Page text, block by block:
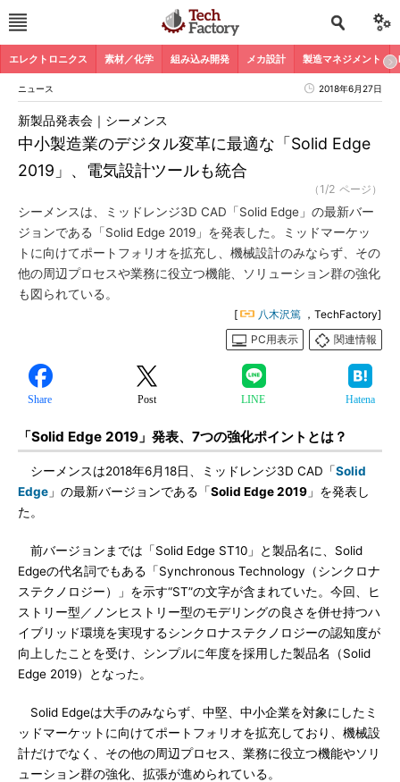
エレクトロニクス 素材／化学 組み込み開発 メカ設計 製造マネジメント
ニュース 2018年6月27日
中小製造業のデジタル変革に最適な「Solid Edge
2019」、電気設計ツールも統合
新製品発表会｜シーメンス
（1/2 ページ）
シーメンスは、ミッドレンジ3D CAD「Solid Edge」の最新バー
ジョンである「Solid Edge 2019」を発表した。ミッドマーケッ
トに向けてポートフォリオを拡充し、機械設計のみならず、その
他の周辺プロセスや業務に役立つ機能、ソリューション群の強化
も図られている。
[ 八木沢篤 ，TechFactory]
PC用表示
関連情報
Share Post LINE Hatena
「Solid Edge 2019」発表、7つの強化ポイントとは？
シーメンスは2018年6月18日、ミッドレンジ3D CAD「Solid
Edge 」の最新バージョンである「Solid Edge 2019 」を発表し
た。
前バージョンまでは「Solid Edge ST10」と製品名に、Solid
Edgeの代名詞でもある「Synchronous Technology（シンクロナ
ステクノロジー）」を示す“ST”の文字が含まれていた。今回、ヒ
ストリー型／ノンヒストリー型のモデリングの良さを併せ持つハ
イブリッド環境を実現するシンクロナステクノロジーの認知度が
向上したことを受け、シンプルに年度を採用した製品名（Solid
Edge 2019）となった。
Solid Edgeは大手のみならず、中堅、中小企業を対象にしたミ
ッドマーケットに向けてポートフォリオを拡充しており、機械設
計だけでなく、その他の周辺プロセス、業務に役立つ機能やソリ
ューション群の強化、拡張が進められている。